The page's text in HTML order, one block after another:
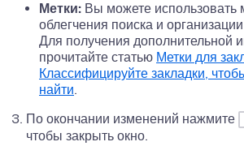
Метки: Вы можете использовать
облегчения поиска и
Для получения дополнительной
прочитайте статью Метки для
Классифицируйте закладки,
найти.
По окончании изменений нажмите
чтобы закрыть окно.